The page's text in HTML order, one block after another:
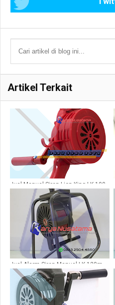
Artikel Terkait
Jual Manual Siren Lion King LK 100
di Makasar
Jual Alarm Siren Manual LK 120m
Besi di Samarinda